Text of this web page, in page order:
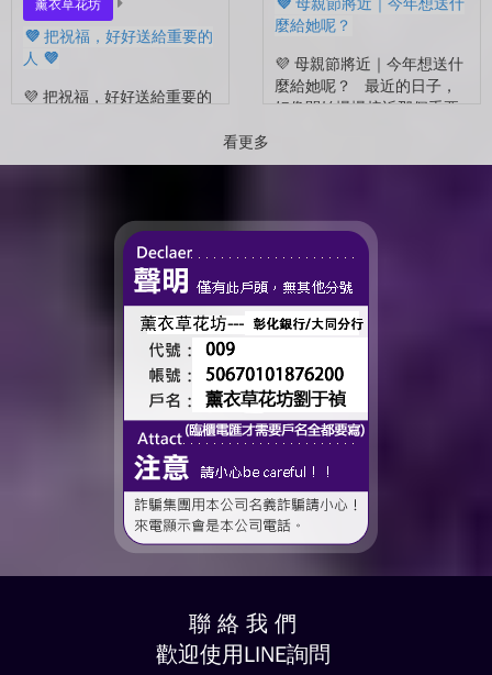
薰衣草花坊
💜 把祝福，好好送給重要的
人 💜
💜 把祝福，好好送給重要的
很多，準備往下一段生活前
💜 母親節將近｜今年想送什
麼給她呢？
💜 母親節將近｜今年想送什
麼給她呢？ 最近的日子，
好像開始慢慢接近那個重要
看更多
聯 絡 我 們
歡迎使用LINE詢問